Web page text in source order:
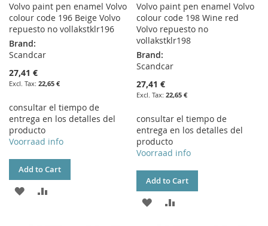
Volvo paint pen enamel Volvo
colour code 196 Beige Volvo
repuesto no vollakstklr196
Brand:
Scandcar
27,41 €
22,65 €
consultar el tiempo de
entrega en los detalles del
producto
Voorraad info
Add to Cart
ADD
Volvo paint pen enamel Volvo
colour code 198 Wine red
Volvo repuesto no
vollakstklr198
Brand:
Scandcar
27,41 €
22,65 €
consultar el tiempo de
entrega en los detalles del
producto
Voorraad info
Add to Cart
ADD